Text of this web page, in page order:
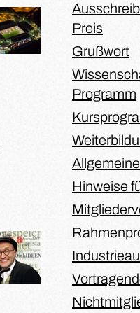
Preis
Grußwort
Programm
Hinweise